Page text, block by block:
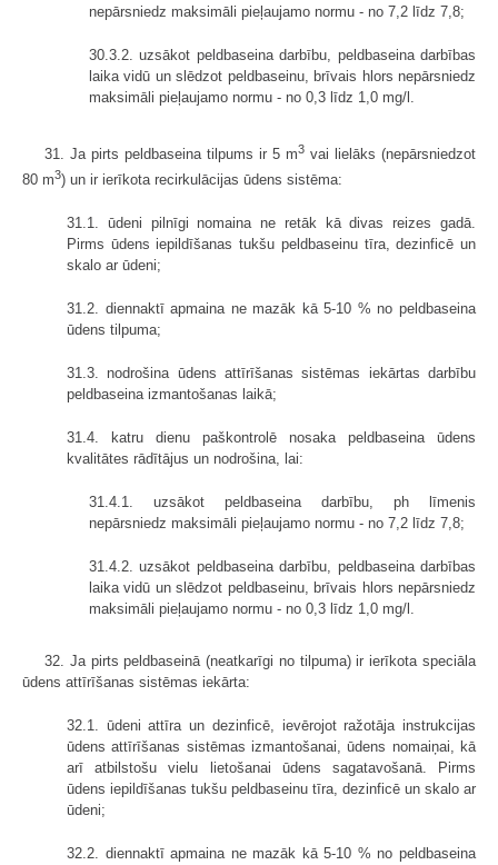
nepārsniedz maksimāli pieļaujamo normu - no 7,2 līdz 7,8;
30.3.2. uzsākot peldbaseina darbību, peldbaseina darbības
laika vidū un slēdzot peldbaseinu, brīvais hlors nepārsniedz
maksimāli pieļaujamo normu - no 0,3 līdz 1,0 mg/l.
31. Ja pirts peldbaseina tilpums ir 5 m3 vai lielāks (nepārsniedzot
80 m3) un ir ierīkota recirkulācijas ūdens sistēma:
31.1. ūdeni pilnīgi nomaina ne retāk kā divas reizes gadā.
Pirms ūdens iepildīšanas tukšu peldbaseinu tīra, dezinficē un
skalo ar ūdeni;
31.2. diennaktī apmaina ne mazāk kā 5-10 % no peldbaseina
ūdens tilpuma;
31.3. nodrošina ūdens attīrīšanas sistēmas iekārtas darbību
peldbaseina izmantošanas laikā;
31.4. katru dienu paškontrolē nosaka peldbaseina ūdens
kvalitātes rādītājus un nodrošina, lai:
31.4.1. uzsākot peldbaseina darbību, ph līmenis
nepārsniedz maksimāli pieļaujamo normu - no 7,2 līdz 7,8;
31.4.2. uzsākot peldbaseina darbību, peldbaseina darbības
laika vidū un slēdzot peldbaseinu, brīvais hlors nepārsniedz
maksimāli pieļaujamo normu - no 0,3 līdz 1,0 mg/l.
32. Ja pirts peldbaseinā (neatkarīgi no tilpuma) ir ierīkota speciāla
ūdens attīrīšanas sistēmas iekārta:
32.1. ūdeni attīra un dezinficē, ievērojot ražotāja instrukcijas
ūdens attīrīšanas sistēmas izmantošanai, ūdens nomaiņai, kā
arī atbilstošu vielu lietošanai ūdens sagatavošanā. Pirms
ūdens iepildīšanas tukšu peldbaseinu tīra, dezinficē un skalo ar
ūdeni;
32.2. diennaktī apmaina ne mazāk kā 5-10 % no peldbaseina